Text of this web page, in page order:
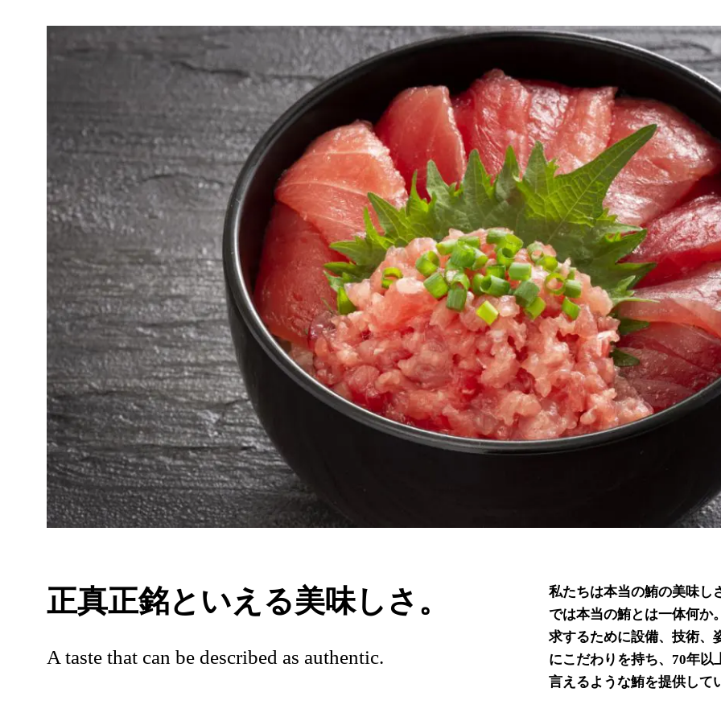
正真正銘といえる美味しさ。
A taste that can be described as authentic.
私たちは本当の鮪の美味し
では本当の鮪とは一体何か
求するために設備、技術、
にこだわりを持ち、70年
言えるような鮪を提供して